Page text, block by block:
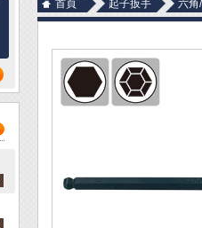
首頁 起子扳手 六角